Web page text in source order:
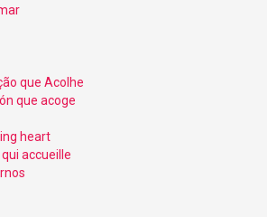
que Acolhe
que acoge
heart
accueille